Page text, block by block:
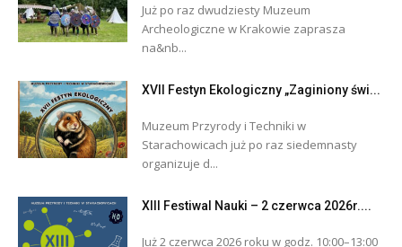
Już po raz dwudziesty Muzeum
Archeologiczne w Krakowie zaprasza
na&nb...
XVII Festyn Ekologiczny „Zaginiony świ...
Muzeum Przyrody i Techniki w
Starachowicach już po raz siedemnasty
organizuje d...
XIII Festiwal Nauki – 2 czerwca 2026r....
Już 2 czerwca 2026 roku w godz. 10:00–13:00